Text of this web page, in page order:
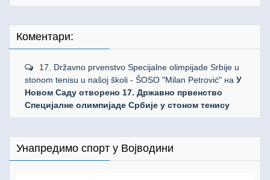
Коментари:
17. Državno prvenstvo Specijalne olimpijade Srbije u
stonom tenisu u našoj školi - ŠOSO "Milan Petrović" на У
Новом Саду отворено 17. Државно првенство
Специјалне олимпијаде Србије у стоном тенису
Унапредимо спорт у Војводини